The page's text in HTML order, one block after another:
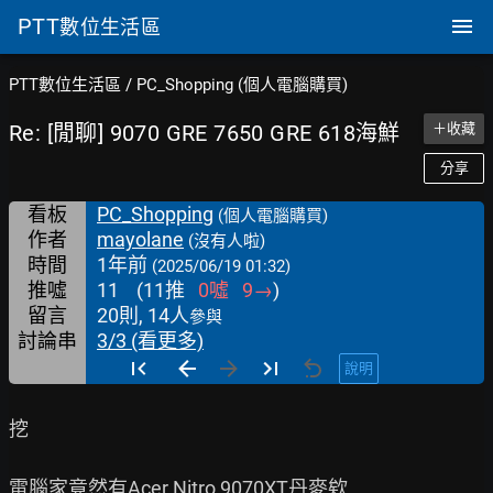
PTT數位生活區
PTT數位生活區 / PC_Shopping (個人電腦購買)
Re: [閒聊] 9070 GRE 7650 GRE 618海鮮 ＋收藏
分享
看板 PC_Shopping (個人電腦購買)
作者 mayolane (沒有人啦)
時間 1年前 (2025/06/19 01:32)
推噓 11 (11推 0噓 9→)
留言
20則, 14人參與
討論串 3/3 (看更多)
說明
挖
電腦家竟然有Acer Nitro 9070XT丹麥欸